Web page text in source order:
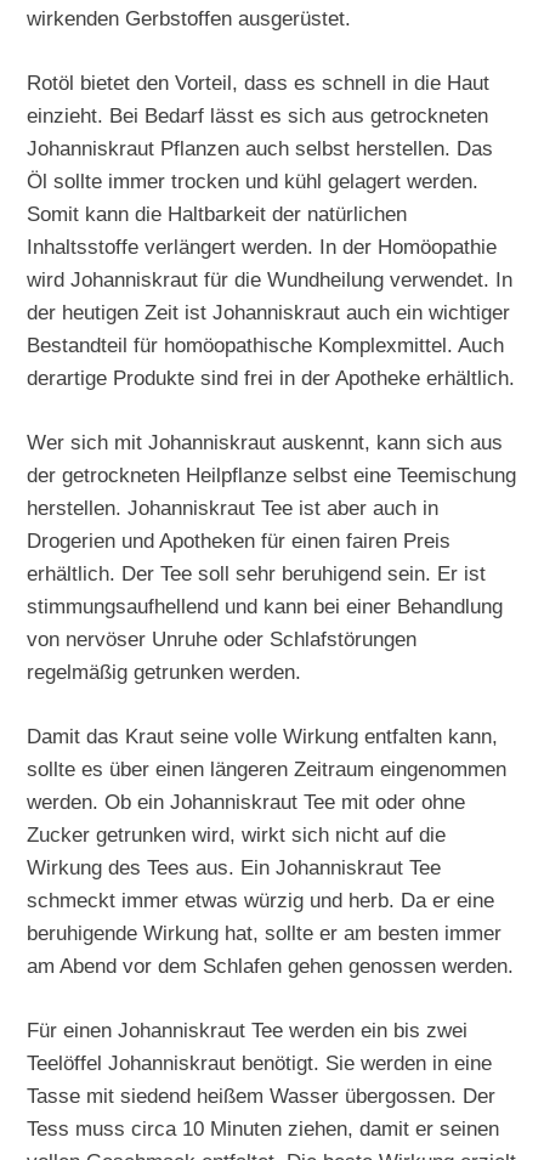
wirkenden Gerbstoffen ausgerüstet.
Rotöl bietet den Vorteil, dass es schnell in die Haut
einzieht. Bei Bedarf lässt es sich aus getrockneten
Johanniskraut Pflanzen auch selbst herstellen. Das
Öl sollte immer trocken und kühl gelagert werden.
Somit kann die Haltbarkeit der natürlichen
Inhaltsstoffe verlängert werden. In der Homöopathie
wird Johanniskraut für die Wundheilung verwendet. In
der heutigen Zeit ist Johanniskraut auch ein wichtiger
Bestandteil für homöopathische Komplexmittel. Auch
derartige Produkte sind frei in der Apotheke erhältlich.
Wer sich mit Johanniskraut auskennt, kann sich aus
der getrockneten Heilpflanze selbst eine Teemischung
herstellen. Johanniskraut Tee ist aber auch in
Drogerien und Apotheken für einen fairen Preis
erhältlich. Der Tee soll sehr beruhigend sein. Er ist
stimmungsaufhellend und kann bei einer Behandlung
von nervöser Unruhe oder Schlafstörungen
regelmäßig getrunken werden.
Damit das Kraut seine volle Wirkung entfalten kann,
sollte es über einen längeren Zeitraum eingenommen
werden. Ob ein Johanniskraut Tee mit oder ohne
Zucker getrunken wird, wirkt sich nicht auf die
Wirkung des Tees aus. Ein Johanniskraut Tee
schmeckt immer etwas würzig und herb. Da er eine
beruhigende Wirkung hat, sollte er am besten immer
am Abend vor dem Schlafen gehen genossen werden.
Für einen Johanniskraut Tee werden ein bis zwei
Teelöffel Johanniskraut benötigt. Sie werden in eine
Tasse mit siedend heißem Wasser übergossen. Der
Tess muss circa 10 Minuten ziehen, damit er seinen